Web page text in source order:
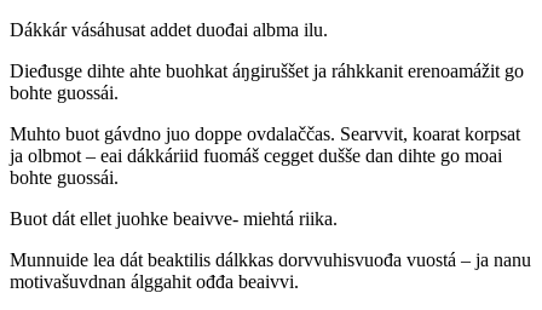
Dákkár vásáhusat addet duođai albma ilu.
Dieđusge dihte ahte buohkat áŋgiruššet ja ráhkkanit erenoamážit go
bohte guossái.
Muhto buot gávdno juo doppe ovdalaččas. Searvvit, koarat korpsat
ja olbmot – eai dákkáriid fuomáš cegget dušše dan dihte go moai
bohte guossái.
Buot dát ellet juohke beaivve- miehtá riika.
Munnuide lea dát beaktilis dálkkas dorvvuhisvuođa vuostá – ja nanu
motivašuvdnan álggahit ođđa beaivvi.